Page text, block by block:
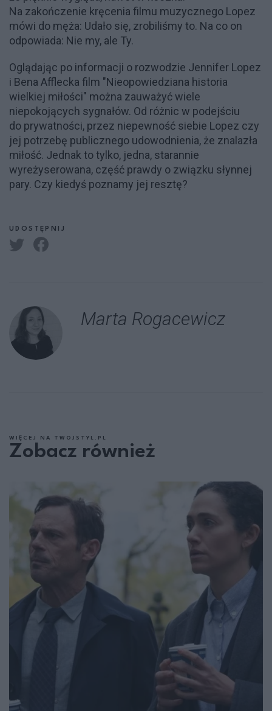
Na zakończenie kręcenia filmu muzycznego Lopez
mówi do męża: Udało się, zrobiliśmy to. Na co on
odpowiada: Nie my, ale Ty.
Oglądając po informacji o rozwodzie Jennifer Lopez
i Bena Afflecka film "Nieopowiedziana historia
wielkiej miłości" można zauważyć wiele
niepokojących sygnałów. Od różnic w podejściu
do prywatności, przez niepewność siebie Lopez czy
jej potrzebę publicznego udowodnienia, że znalazła
miłość. Jednak to tylko, jedna, starannie
wyreżyserowana, część prawdy o związku słynnej
pary. Czy kiedyś poznamy jej resztę?
UDOSTĘPNIJ
Marta Rogacewicz
WIĘCEJ NA TWOJSTYL.PL
Zobacz również